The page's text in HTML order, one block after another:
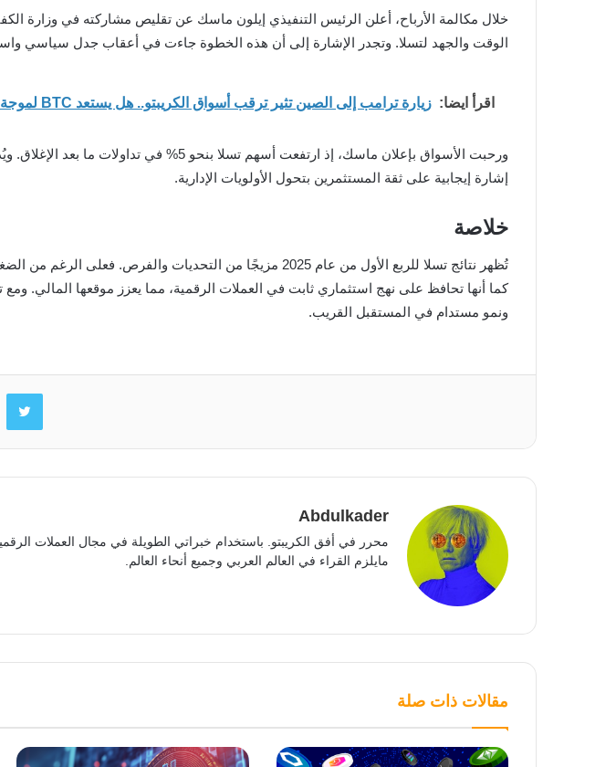
الوقت والجهد لتسلا. وتجدر الإشارة إلى أن هذه الخطوة جاءت في أعقاب جدل سياسي
اقرأ ايضا: زيارة ترامب إلى الصين تثير ترقب أسواق الكريبتو.. هل يستعد BTC لموجة صعود جديدة؟
إشارة إيجابية على ثقة المستثمرين بتحول الأولويات الإدارية.
خلاصة
تُظهر نتائج تسلا للربع الأول من عام 2025 مزيجًا من
كما أنها تحافظ على نهج استثماري ثابت في العملات الرقمية، مما يعزز موقعها المالي.
ونمو مستدام في المستقبل القريب.
Abdulkader
محرر في أفق الكريبتو. باستخدام خبراتي الطويلة في مجال العملات
مايلزم القراء في العالم العربي وجميع أنحاء العالم.
مقالات ذات صلة